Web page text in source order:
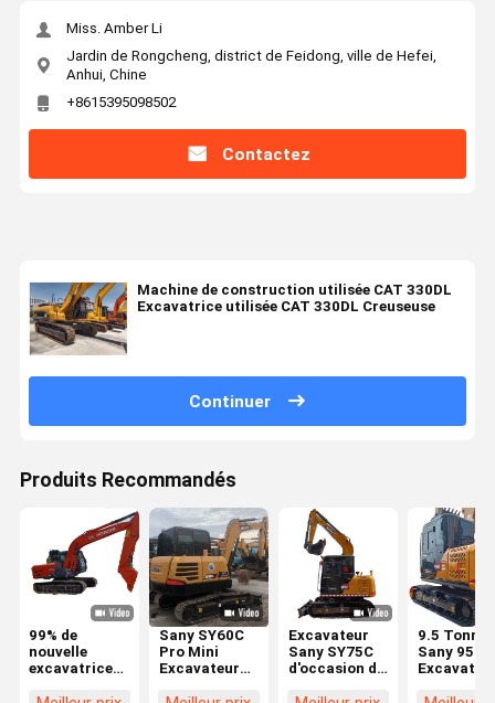
Miss. Amber Li
Jardin de Rongcheng, district de Feidong, ville de Hefei,
Anhui, Chine
+8615395098502
Contactez
Machine de construction utilisée CAT 330DL
Excavatrice utilisée CAT 330DL Creuseuse
Continuer
Produits Recommandés
99% de
nouvelle
excavatrice
Sany SY60C
Pro Mini
Excavateur
Excavateur
Sany SY75C
d'occasion de
9.5 Tonnes
Sany 95C